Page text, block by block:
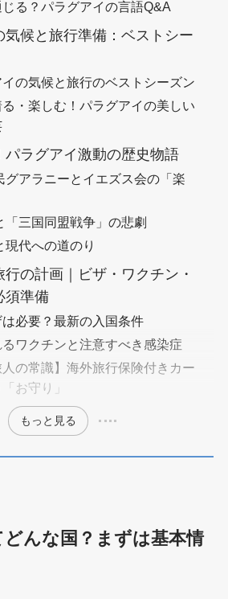
る？パラグアイの言語Q&A
気候と旅行準備：ベストシー
の気候と旅行のベストシーズン
る・楽しむ！パラグアイの美しい
パラグアイ激動の歴史物語
アラニーとイエズス会の「楽
三国同盟戦争」の悲劇
代への道のり
の計画｜ビザ・ワクチン・
須準備
必要？最新の入国条件
ワクチンと注意すべき感染症
人の常識】海外旅行保険付きカー
お守り」
もっと見る
んな国？まずは基本情